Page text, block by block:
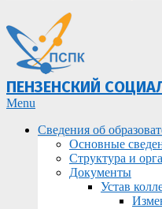
ПЕНЗЕНСКИЙ
Primary
Menu
Menu
Сведения об
Основные
Структура и
Документы
Устав